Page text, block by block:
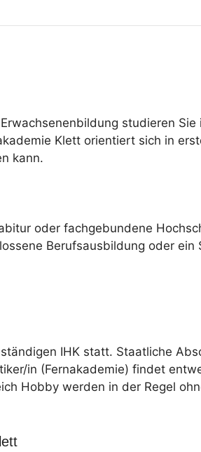
studieren
Klett orientiert sich in
kann.
oder fachgebundene
Berufsausbildung oder
IHK statt. Staatliche
in (Fernakademie) findet
Hobby werden in der Regel